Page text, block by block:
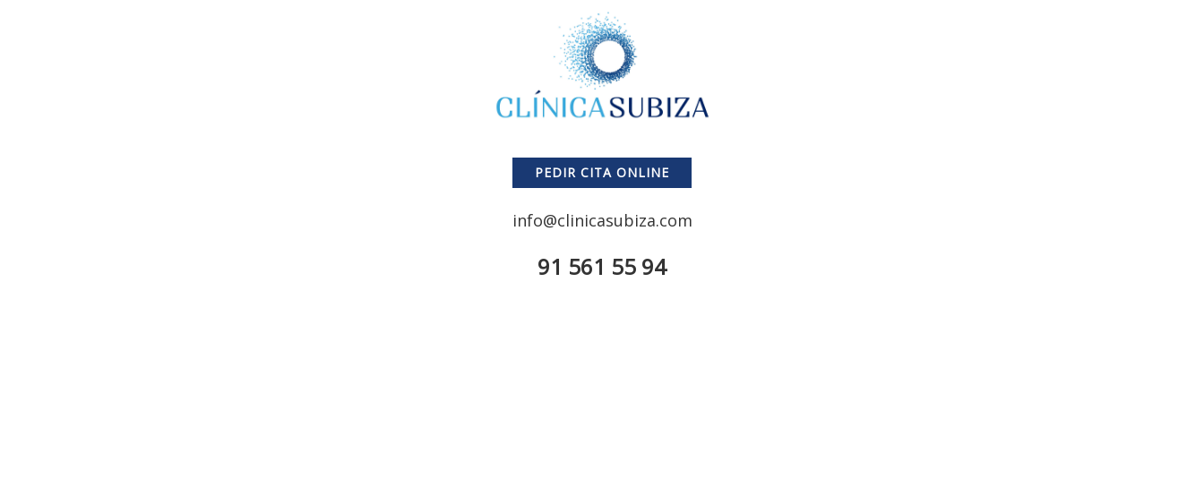
PEDIR CITA ONLINE
info@clinicasubiza.com
91 561 55 94